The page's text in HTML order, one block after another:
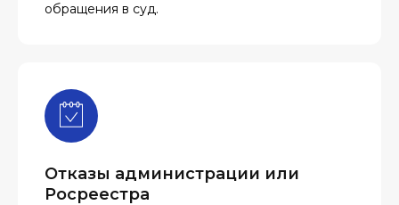
обращения в суд.
Отказы администрации или
Росреестра